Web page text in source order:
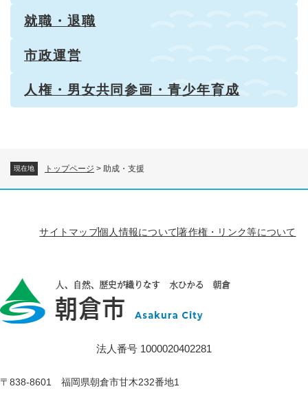
現在地 トップページ > 助成・支援
就職・退職
市政運営
人権・男女共同参画・青少年育成
サイトマップ個人情報について著作権・リンク等について
法人番号 1000020402281
〒838-8601 福岡県朝倉市甘木232番地1